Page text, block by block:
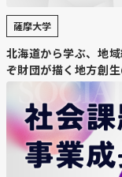
薩摩大学
北海道から学ぶ、地
ぞ財団が描く地方創